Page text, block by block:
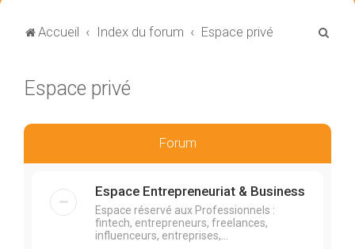
Accueil Index du forum Espace privé
c
Espace privé
Forum
Espace Entrepreneuriat & Business
Espace réservé aux Professionnels :
fintech, entrepreneurs, freelances,
influenceurs, entreprises,...